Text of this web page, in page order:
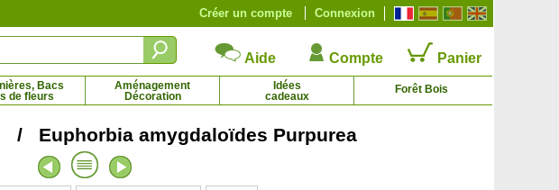
Connexion
Créer un compte
Aide Compte Panier
Bacs
de fleurs
Aménagement
Décoration
Idées
cadeaux
Forêt Bois
/ Euphorbia amygdaloïdes Purpurea